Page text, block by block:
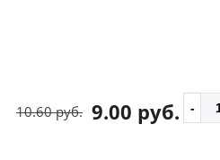
9.00 руб.
10.60 руб.